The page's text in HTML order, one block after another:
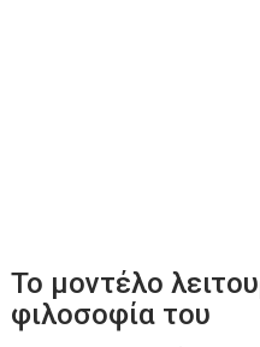
Το μοντέλο
φιλοσοφία του